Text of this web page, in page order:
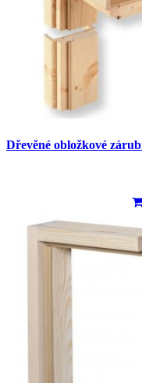
Dřevěné obložkové